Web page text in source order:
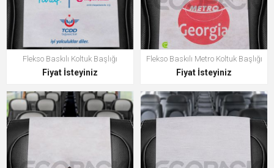
Flekso Baskılı Koltuk Başlığı
Fiyat İsteyiniz
Flekso Baskılı Metro Koltuk Başlığı
Fiyat İsteyiniz